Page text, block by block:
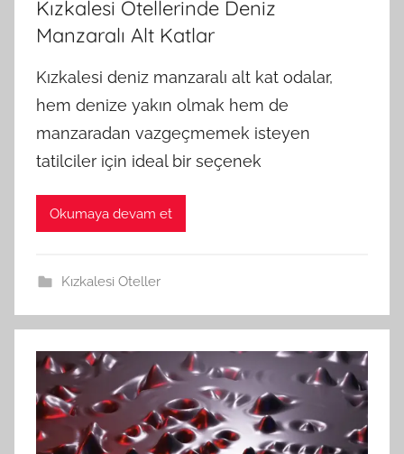
Kızkalesi Otellerinde Deniz
Manzaralı Alt Katlar
Kızkalesi deniz manzaralı alt kat odalar,
hem denize yakın olmak hem de
manzaradan vazgeçmemek isteyen
tatilciler için ideal bir seçenek
Okumaya devam et
Kızkalesi Oteller